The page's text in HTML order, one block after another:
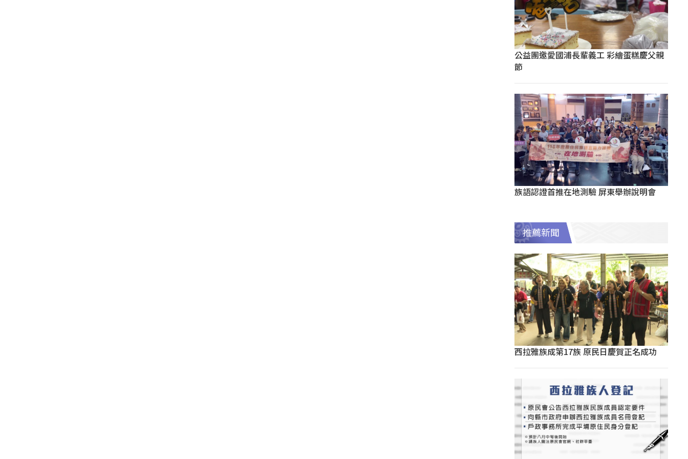
公益團邀愛國浦長輩義工 彩繪蛋糕慶父親
節
族語認證首推在地測驗 屏東舉辦說明會
推薦新聞
西拉雅族成第17族 原民日慶賀正名成功